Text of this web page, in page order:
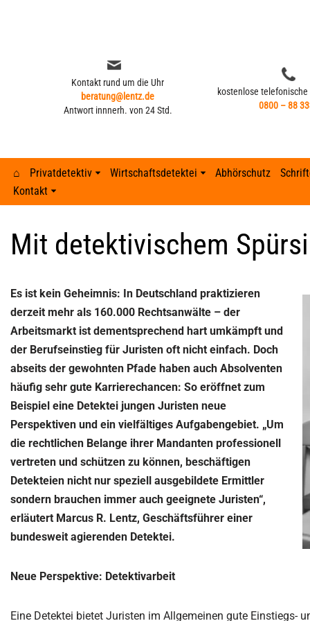
Kontakt rund um die Uhr
beratung@lentz.de
Antwort innnerh. von 24 Std.
kostenlose
0800 – 88
beratung@lentz.de
0800 – 88
⌂ Privatdetektiv
Typisches Verhalten nach Fremdgehen –
Gerichtsurteile
GPS-Tracker finden
Widerrechtlicher Unterhalt
Untreue, Ehebruch
Detektei
Sorge­recht
recht |
Wirtschaftsdetektei
GPS-Überwachung und Ortung
Abhöraktion | Lauschangriffe
Due-Diligence
Verleumdung | üble Nachrede
Bewerberanalysen | Headhunting
Versicherungsbetrug
Einschleusungen | verdeckte
Ermittlungen
Diebstahl
Was ist
Abhörschutz
Kontakt
Mit detektivischem
Es ist kein Geheimnis: In Deutschland praktizieren
derzeit mehr als 160.000 Rechtsanwälte – der
Arbeitsmarkt ist dementsprechend hart umkämpft und
der Berufseinstieg für Juristen oft nicht einfach. Doch
abseits der gewohnten Pfade haben auch Absolventen
häufig sehr gute Karrierechancen: So eröffnet zum
Beispiel eine Detektei jungen Juristen neue
Perspektiven und ein vielfältiges Aufgabengebiet. „Um
die rechtlichen Belange ihrer Mandanten professionell
vertreten und schützen zu können, beschäftigen
Detekteien nicht nur speziell ausgebildete Ermittler
sondern brauchen immer auch geeignete Juristen“,
erläutert Marcus R. Lentz, Geschäftsführer einer
bundesweit agierenden Detektei.
Neue Perspektive: Detektivarbeit
Eine Detektei bietet Juristen im Allgemeinen gute Einstiegs-